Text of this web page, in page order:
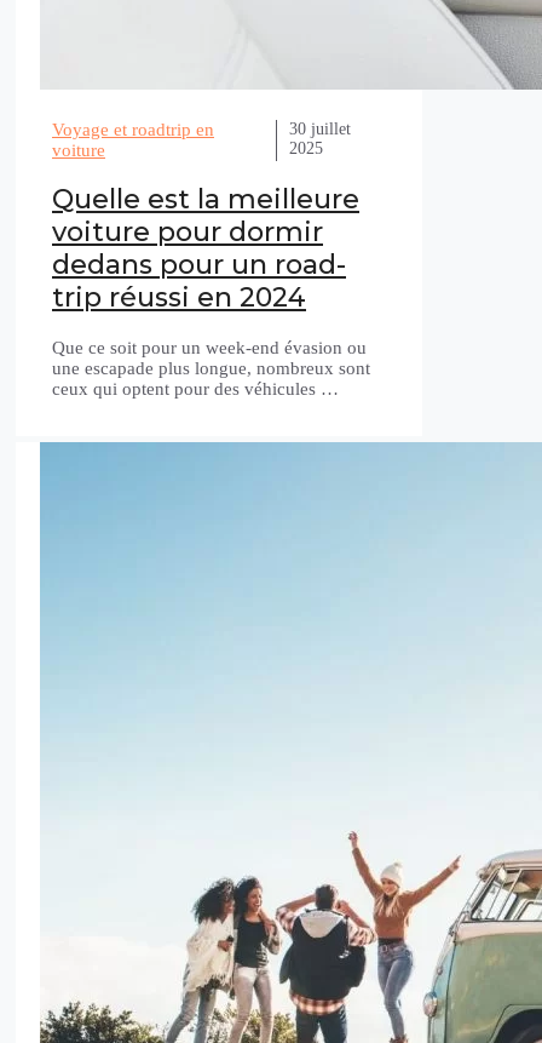
Voyage et roadtrip en
voiture
30 juillet
2025
Quelle est la meilleure
voiture pour dormir
dedans pour un road-
trip réussi en 2024
Que ce soit pour un week-end évasion ou
une escapade plus longue, nombreux sont
ceux qui optent pour des véhicules …